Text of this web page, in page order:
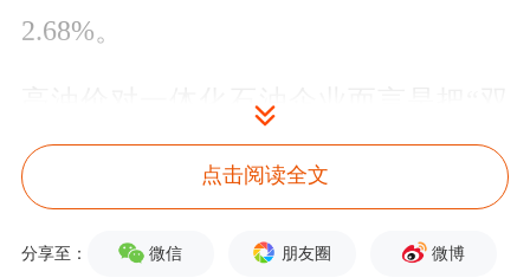
2.68%。
高油价对一体化石油企业而言是把“双
刃剑”：上游勘探开发盈利增高的同
时，下游炼化会因原料成本上升承压。
三家公司中，中国石油的核心资产集中
点击阅读全文
分享至： 微信 朋友圈 微博